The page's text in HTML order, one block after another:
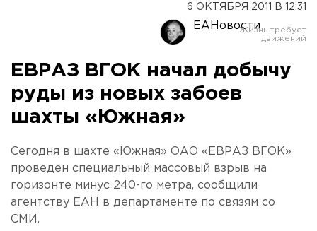
6 ОКТЯБРЯ 2011 В 12:31
ЕАНовости
ЕВРАЗ ВГОК начал добычу
руды из новых забоев
шахты «Южная»
Сегодня в шахте «Южная» ОАО «ЕВРАЗ ВГОК»
проведен специальный массовый взрыв на
горизонте минус 240-го метра, сообщили
агентству ЕАН в департаменте по связям со
СМИ.